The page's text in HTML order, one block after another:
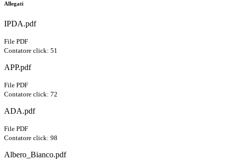
Allegati
IPDA.pdf
File PDF
Contatore click: 51
APP.pdf
File PDF
Contatore click: 72
ADA.pdf
File PDF
Contatore click: 98
Albero_Bianco.pdf